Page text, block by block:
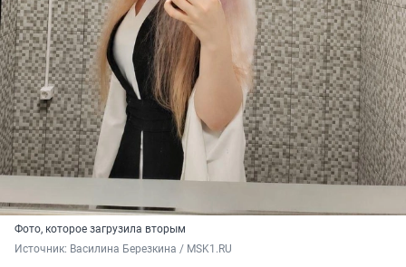
Фото, которое загрузила вторым
Источник: Василина Березкина / MSK1.RU